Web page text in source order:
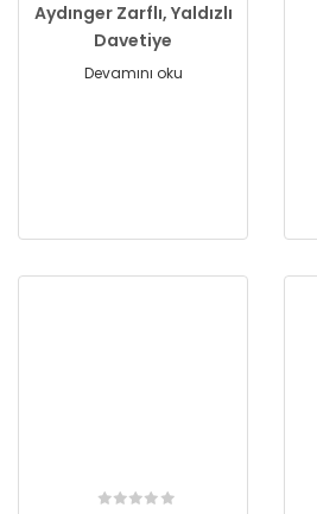
Aydınger Zarflı, Yaldızlı
Davetiye
Devamını oku